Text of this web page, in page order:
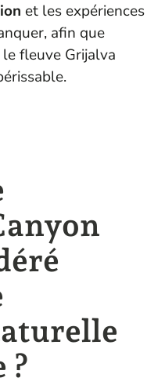
et les expériences
afin que
fleuve Grijalva
?